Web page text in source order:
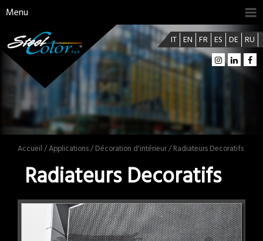
Menu
IT EN FR ES DE RU
Accueil /Applications/Décoration d'intérieur/ Radiateurs Decoratifs
Radiateurs Decoratifs